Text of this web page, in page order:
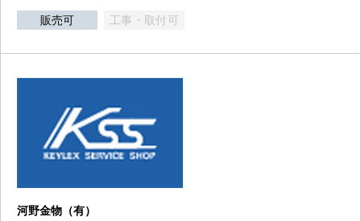
販売可 工事・取付可
河野金物（有）